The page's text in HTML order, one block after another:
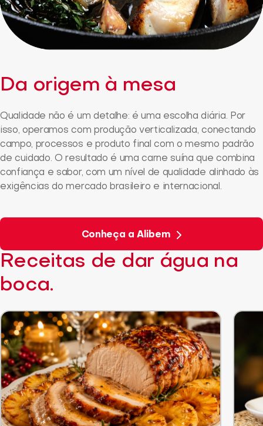
Da origem à mesa
Qualidade não é um detalhe: é uma escolha diária. Por
isso, operamos com produção verticalizada, conectando
campo, processos e produto final com o mesmo padrão
de cuidado. O resultado é uma carne suína que combina
confiança e sabor, com um nível de qualidade alinhado às
exigências do mercado brasileiro e internacional.
Conheça a Alibem
Receitas de dar água na
boca.